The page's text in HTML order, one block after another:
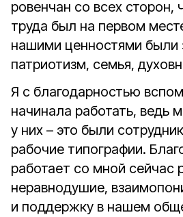
ровенчан со всех сторон,
труда был на первом
нашими ценностями были
патриотизм, семья,
Я с благодарностью
начинала работать, ведь
у них – это были
рабочие типографии.
работает со мной сейчас
неравнодушие,
и поддержку в нашем